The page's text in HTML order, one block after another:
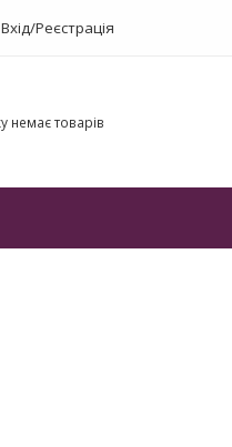
Вхід/Реєстрація